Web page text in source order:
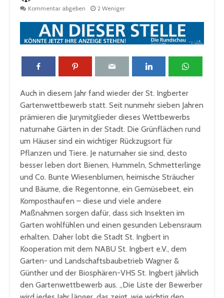
Kommentar abgeben
2 Weniger
Auch in diesem Jahr fand wieder der St. Ingberter
Gartenwettbewerb statt. Seit nunmehr sieben Jahren
prämieren die Jurymitglieder dieses Wettbewerbs
naturnahe Gärten in der Stadt. Die Grünflächen rund
um Häuser sind ein wichtiger Rückzugsort für
Pflanzen und Tiere. Je naturnaher sie sind, desto
besser leben dort Bienen, Hummeln, Schmetterlinge
und Co. Bunte Wiesenblumen, heimische Sträucher
und Bäume, die Regentonne, ein Gemüsebeet, ein
Komposthaufen – diese und viele andere
Maßnahmen sorgen dafür, dass sich Insekten im
Garten wohlfühlen und einen gesunden Lebensraum
erhalten. Daher lobt die Stadt St. Ingbert in
Kooperation mit dem NABU St. Ingbert e.V., dem
Garten- und Landschaftsbaubetrieb Wagner &
Günther und der Biosphären-VHS St. Ingbert jährlich
den Gartenwettbewerb aus. „Die Liste der Bewerber